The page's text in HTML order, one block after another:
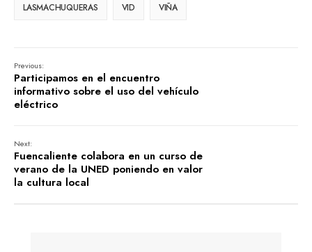
LASMACHUQUERAS VID VIÑA
Previous:
Participamos en el encuentro
informativo sobre el uso del vehículo
eléctrico
Next:
Fuencaliente colabora en un curso de
verano de la UNED poniendo en valor
la cultura local